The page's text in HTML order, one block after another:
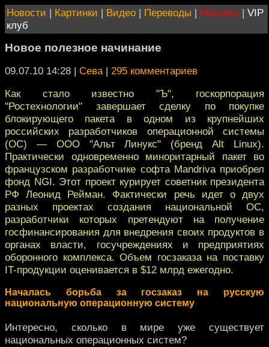
Новости | Картинки | Видео | Переводы | Магазин | VIP
клуб
Новое полезное начинание
09.07.10 14:28 | Сева| 295 комментариев
Как стало известно "Ъ", госкорпорация
"Ростехнологии" завершает сделку по покупке
блокирующего пакета в одном из крупнейших
российских разработчиков операционной системы
(ОС) — ООО "Альт Линукс" (бренд Alt Linux).
Практически одновременно миноритарный пакет во
французском разработчике софта Mandriva приобрел
фонд NGI. Этот проект курирует советник президента
РФ Леонид Рейман. Фактически речь идет о двух
разных проектах создания национальной ОС,
разработчики которых претендуют на получение
госфинансирования для внедрения своих продуктов в
органах власти, госучреждениях и предприятиях
оборонного комплекса. Объем госзаказа на поставку
IT-продукции оценивается в $12 млрд ежегодно.
Началась борьба за госзаказ на русскую
национальную операционную систему
Интересно, сколько в мире уже существует
национальных операционных систем?